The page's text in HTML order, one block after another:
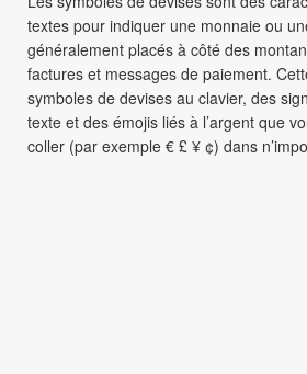
textes pour indiquer une monnaie ou
généralement placés à côté des
factures et messages de paiement.
symboles de devises au clavier, des
texte et des émojis liés à l’argent que
coller (par exemple € £ ¥ ¢) dans